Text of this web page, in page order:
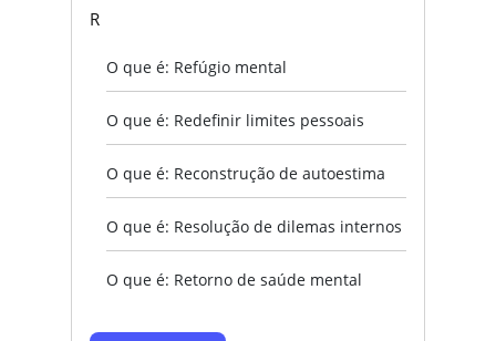
R
O que é: Refúgio mental
O que é: Redefinir limites pessoais
O que é: Reconstrução de autoestima
O que é: Resolução de dilemas internos
O que é: Retorno de saúde mental